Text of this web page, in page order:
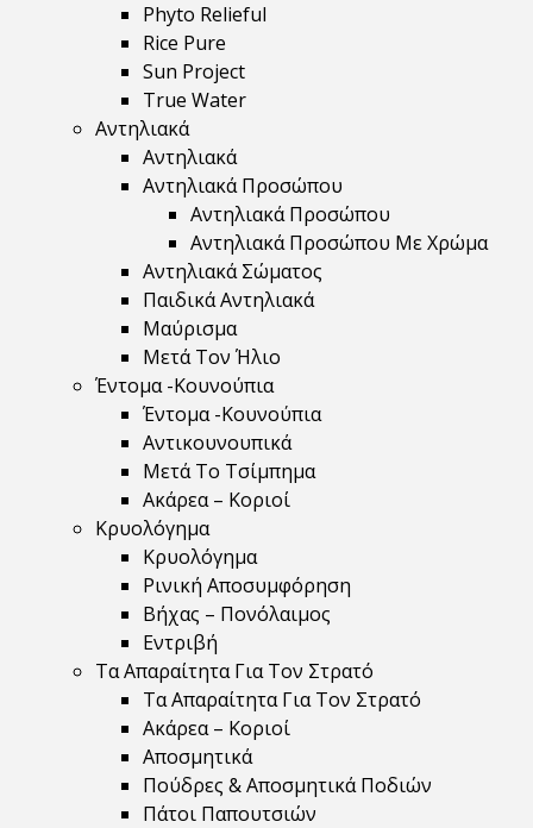
Phyto Relieful
Rice Pure
Sun Project
True Water
Αντηλιακά
Αντηλιακά
Αντηλιακά Προσώπου
Αντηλιακά Προσώπου
Αντηλιακά Προσώπου Με Χρώμα
Αντηλιακά Σώματος
Παιδικά Αντηλιακά
Μαύρισμα
Mετά Τον Ήλιο
Έντομα -Κουνούπια
Έντομα -Κουνούπια
Αντικουνουπικά
Μετά Το Τσίμπημα
Ακάρεα – Κοριοί
Κρυολόγημα
Κρυολόγημα
Ρινική Αποσυμφόρηση
Βήχας – Πονόλαιμος
Εντριβή
Τα Απαραίτητα Για Τον Στρατό
Τα Απαραίτητα Για Τον Στρατό
Ακάρεα – Κοριοί
Αποσμητικά
Πούδρες & Αποσμητικά Ποδιών
Πάτοι Παπουτσιών